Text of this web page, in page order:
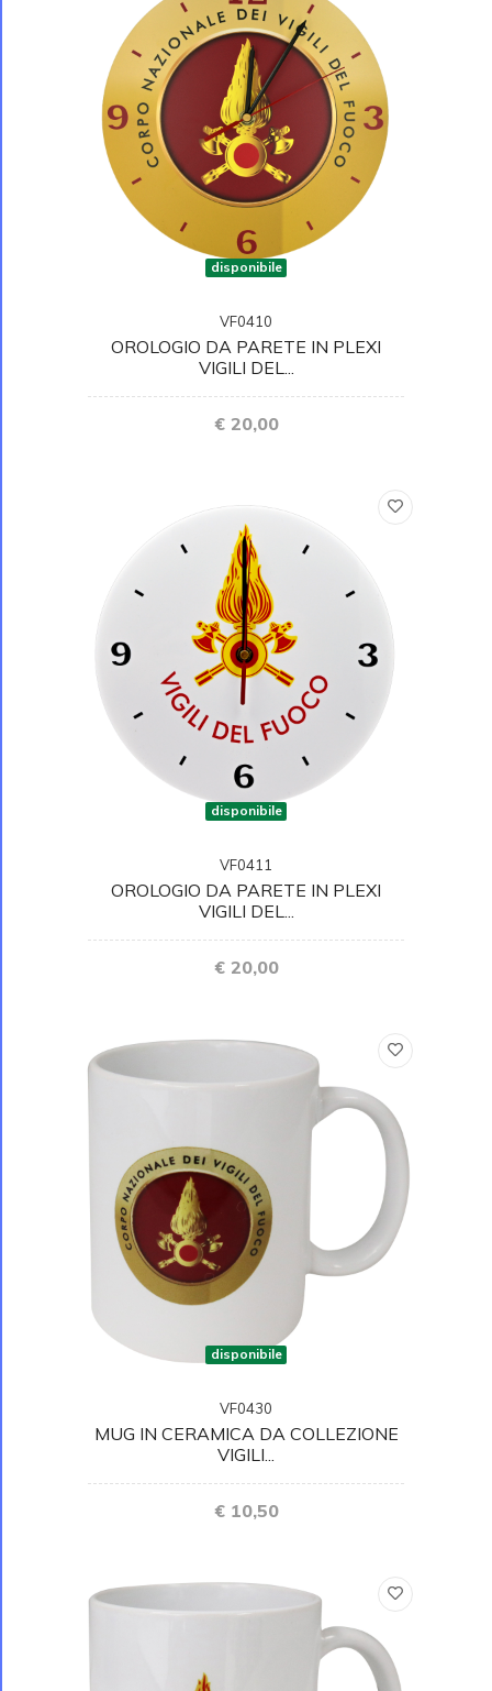
disponibile
VF0410
OROLOGIO DA PARETE IN PLEXI
VIGILI DEL...
€ 20,00
disponibile
VF0411
OROLOGIO DA PARETE IN PLEXI
VIGILI DEL...
€ 20,00
disponibile
VF0430
MUG IN CERAMICA DA COLLEZIONE
VIGILI...
€ 10,50